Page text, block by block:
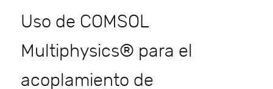
Uso de COMSOL
Multiphysics® para el
acoplamiento de